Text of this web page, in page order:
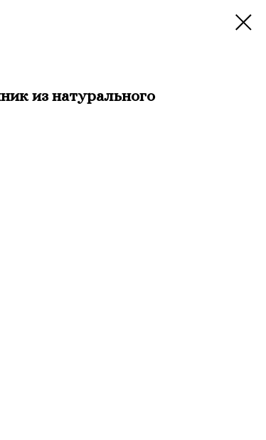
из натурального